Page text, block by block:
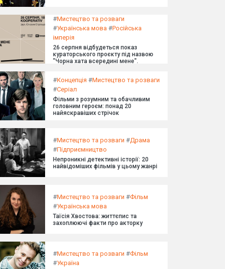
#Мистецтво та розваги
#Українська мова #Російська
імперія
26 серпня відбудеться показ
кураторського проєкту під назвою
"Чорна хата всередині мене".
#Концепція #Мистецтво та розваги
#Серіал
Фільми з розумним та обачливим
головним героєм: понад 20
найяскравіших стрічок
#Мистецтво та розваги #Драма
#Підприємництво
Непроникні детективні історії: 20
найвідоміших фільмів у цьому жанрі
#Мистецтво та розваги #Фільм
#Українська мова
Таїсія Хвостова: життєпис та
захоплюючі факти про акторку
#Мистецтво та розваги #Фільм
#Україна